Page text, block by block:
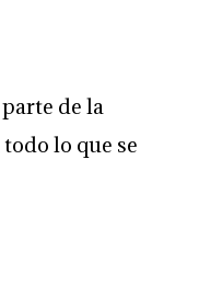
de la
lo que se